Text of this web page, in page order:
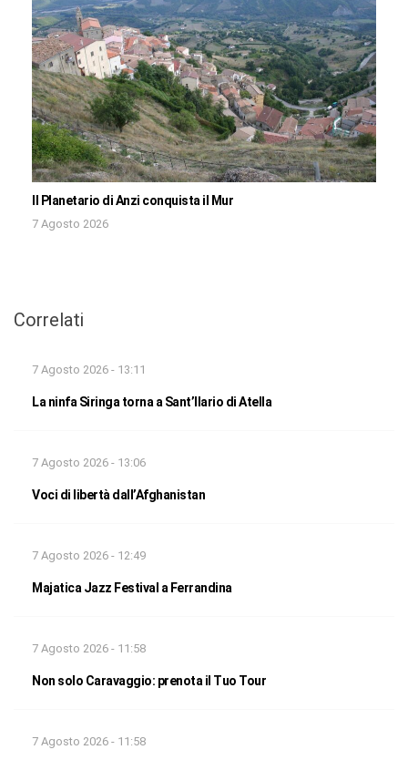
Il Planetario di Anzi conquista il Mur
7 Agosto 2026
Correlati
7 Agosto 2026 - 13:11
La ninfa Siringa torna a Sant’Ilario di Atella
7 Agosto 2026 - 13:06
Voci di libertà dall’Afghanistan
7 Agosto 2026 - 12:49
Majatica Jazz Festival a Ferrandina
7 Agosto 2026 - 11:58
Non solo Caravaggio: prenota il Tuo Tour
7 Agosto 2026 - 11:58